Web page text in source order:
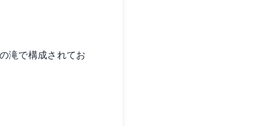
滝で構成されてお